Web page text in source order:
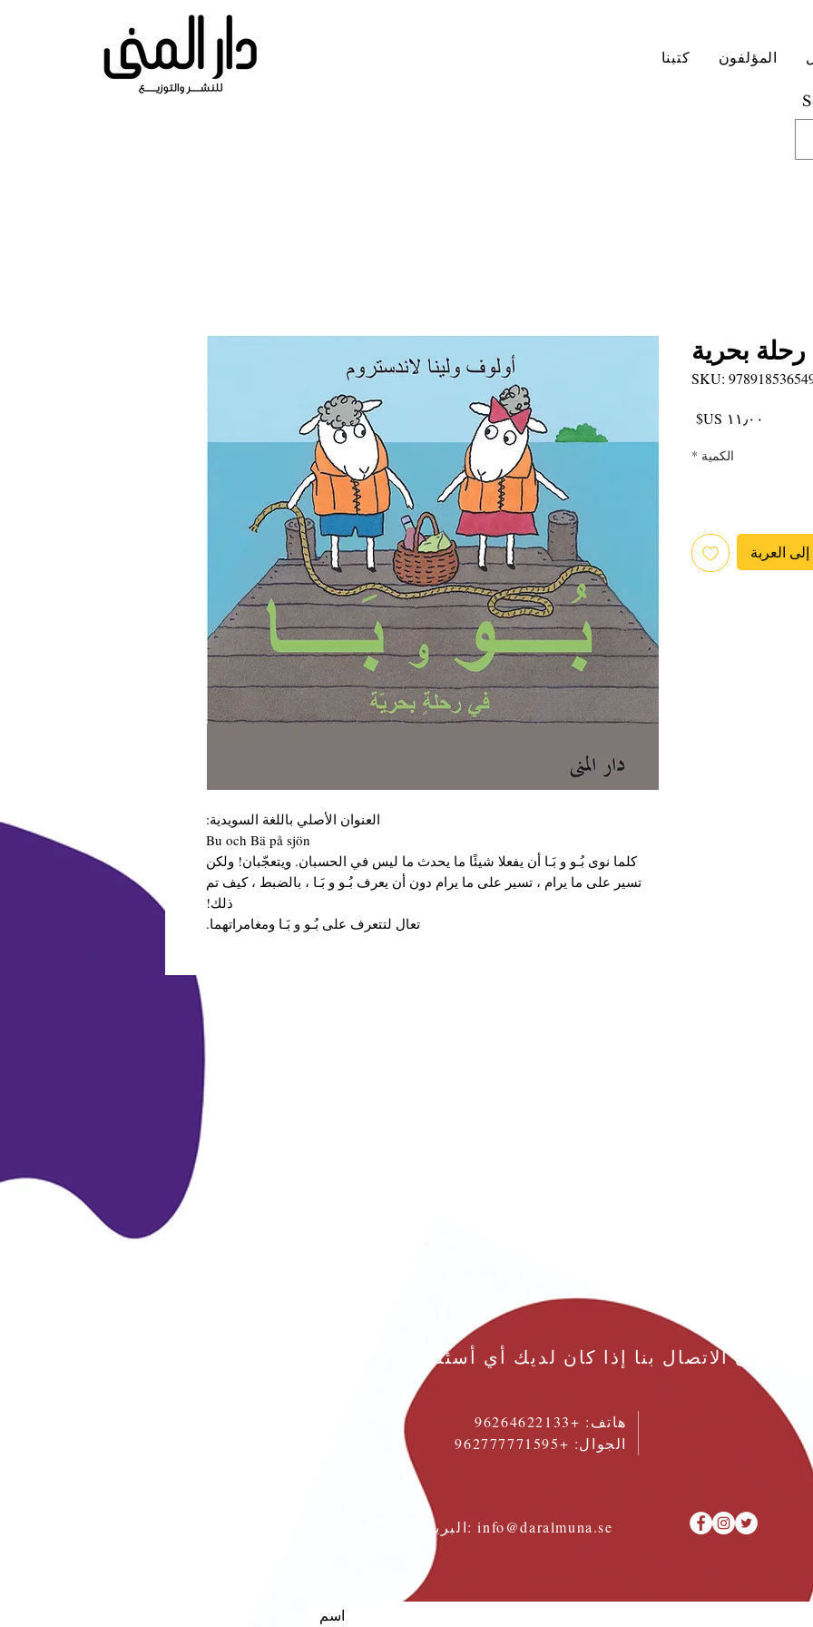
كتبنا المؤلفون
العنوان الأصلي باللغة السويدية:
Bu och Bä på sjön
كلما نوى بُـو و بَـا أن يفعلا شيئًا ما يحدث ما ليس في الحسبان. ويتعجّبان! ولكن
تسير على ما يرام ، تسير على ما يرام دون أن يعرف بُـو و بَـا ، بالضبط ، كيف تم
ذلك!
تعال لتتعرف على بُـو و بَـا ومغامراتهما.
بحرية
السعر
الكمية *
العربة
يرجى الاتصال بنا إذا كان لديك أي أسئلة
هاتف: +96264622133
الجوال: +962777771595
البريد الإلكتروني: info@daralmuna.se